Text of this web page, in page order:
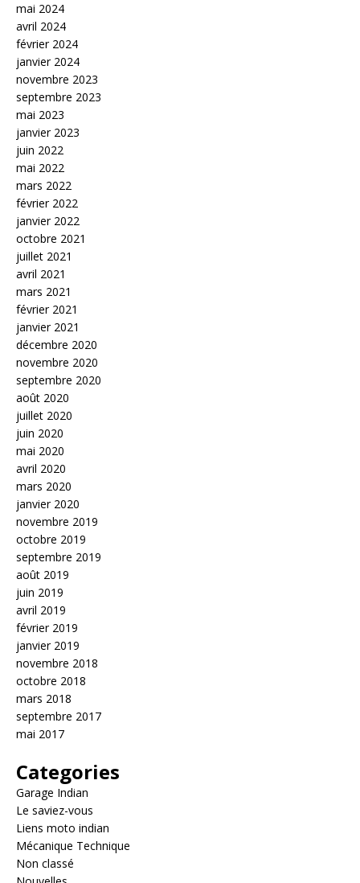
mai 2024
avril 2024
février 2024
janvier 2024
novembre 2023
septembre 2023
mai 2023
janvier 2023
juin 2022
mai 2022
mars 2022
février 2022
janvier 2022
octobre 2021
juillet 2021
avril 2021
mars 2021
février 2021
janvier 2021
décembre 2020
novembre 2020
septembre 2020
août 2020
juillet 2020
juin 2020
mai 2020
avril 2020
mars 2020
janvier 2020
novembre 2019
octobre 2019
septembre 2019
août 2019
juin 2019
avril 2019
février 2019
janvier 2019
novembre 2018
octobre 2018
mars 2018
septembre 2017
mai 2017
Categories
Garage Indian
Le saviez-vous
Liens moto indian
Mécanique Technique
Non classé